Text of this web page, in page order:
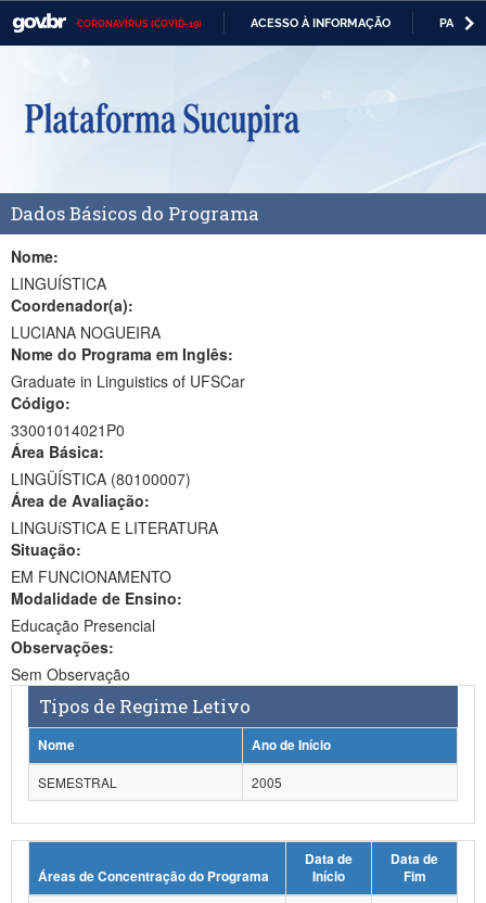
CORONAVÍRUS (COVID-19) ACESSO À INFORMAÇÃO
Casa Civil
Ministério da Defesa
Ministério da Economia
Ministério da Infraestrutura
Ministério da Educação
Ministério da Cidadania
Ministério da Saúde
Ministério de Minas e Energia
Ministério da Ciência, Tecnologia, Inovações e Comunicações
Ministério do Meio Ambiente
Ministério do Turismo
Ministério do Desenvolvimento Regional
Controladoria-Geral da União
Ministério da Mulher, da Família e dos Direitos Humanos
Dados Básicos do Programa
Nome:
LINGUÍSTICA
Coordenador(a):
LUCIANA NOGUEIRA
Nome do Programa em Inglês:
Graduate in Linguistics of UFSCar
Código:
33001014021P0
Área Básica:
LINGÜÍSTICA (80100007)
Área de Avaliação:
LINGUíSTICA E LITERATURA
Situação:
EM FUNCIONAMENTO
Modalidade de Ensino:
Educação Presencial
Observações:
Sem Observação
Tipos de Regime Letivo
Nome
Ano de Início
SEMESTRAL
2005
Áreas de Concentração do Programa
Data de
Início
Data de
Fim